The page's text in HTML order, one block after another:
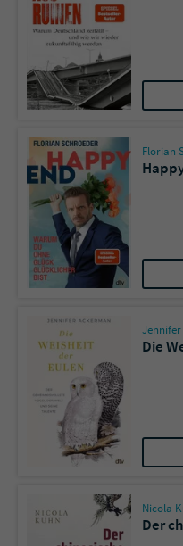
Florian
Die
Nicola
Der